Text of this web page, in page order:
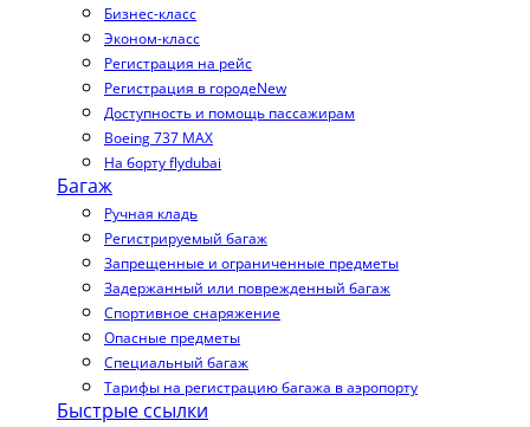
Бизнес-класс
Эконом-класс
Регистрация на рейс
Регистрация в городеNew
Доступность и помощь пассажирам
Boeing 737 MAX
На борту flydubai
Багаж
Ручная кладь
Регистрируемый багаж
Запрещенные и ограниченные предметы
Задержанный или поврежденный багаж
Спортивное снаряжение
Опасные предметы
Специальный багаж
Тарифы на регистрацию багажа в аэропорту
Быстрые ссылки